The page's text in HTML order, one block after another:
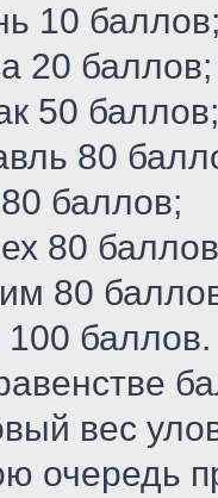
10
20 баллов;
50 баллов;
80
баллов;
80
80
баллов.
вес
очередь